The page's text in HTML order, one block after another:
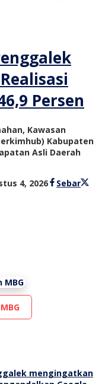
Persen
Kawasan
Kabupaten
Asli Daerah
4, 2026olehSebar